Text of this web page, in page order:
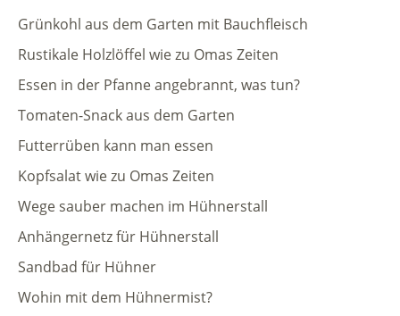
Grünkohl aus dem Garten mit Bauchfleisch
Rustikale Holzlöffel wie zu Omas Zeiten
Essen in der Pfanne angebrannt, was tun?
Tomaten-Snack aus dem Garten
Futterrüben kann man essen
Kopfsalat wie zu Omas Zeiten
Wege sauber machen im Hühnerstall
Anhängernetz für Hühnerstall
Sandbad für Hühner
Wohin mit dem Hühnermist?